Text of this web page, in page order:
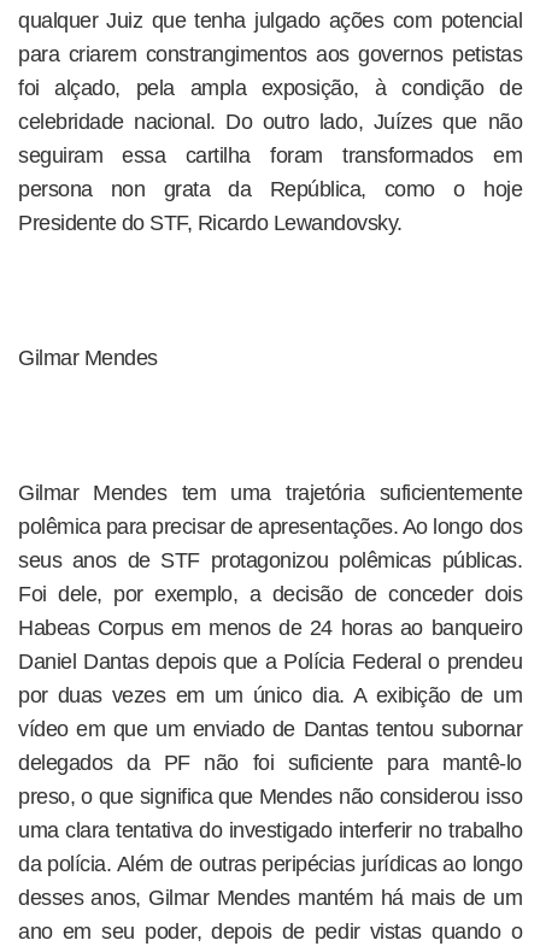
qualquer Juiz que tenha julgado ações com potencial
para criarem constrangimentos aos governos petistas
foi alçado, pela ampla exposição, à condição de
celebridade nacional. Do outro lado, Juízes que não
seguiram essa cartilha foram transformados em
persona non grata da República, como o hoje
Presidente do STF, Ricardo Lewandovsky.
Gilmar Mendes
Gilmar Mendes tem uma trajetória suficientemente
polêmica para precisar de apresentações. Ao longo dos
seus anos de STF protagonizou polêmicas públicas.
Foi dele, por exemplo, a decisão de conceder dois
Habeas Corpus em menos de 24 horas ao banqueiro
Daniel Dantas depois que a Polícia Federal o prendeu
por duas vezes em um único dia. A exibição de um
vídeo em que um enviado de Dantas tentou subornar
delegados da PF não foi suficiente para mantê-lo
preso, o que significa que Mendes não considerou isso
uma clara tentativa do investigado interferir no trabalho
da polícia. Além de outras peripécias jurídicas ao longo
desses anos, Gilmar Mendes mantém há mais de um
ano em seu poder, depois de pedir vistas quando o